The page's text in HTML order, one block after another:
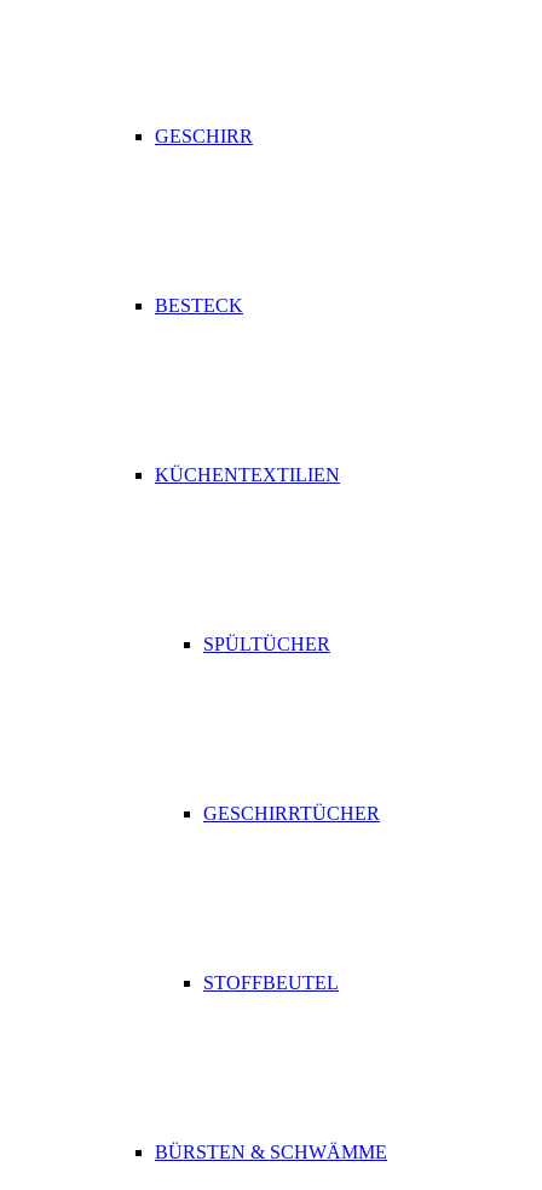
GESCHIRR
BESTECK
KÜCHENTEXTILIEN
SPÜLTÜCHER
GESCHIRRTÜCHER
STOFFBEUTEL
BÜRSTEN & SCHWÄMME